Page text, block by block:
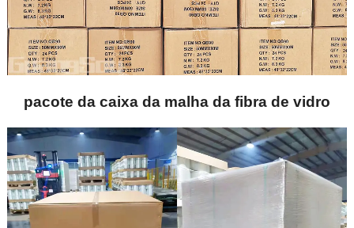
pacote da caixa da malha da fibra de vidro